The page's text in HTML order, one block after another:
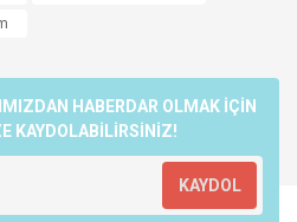
bilgiler bulunuyor.
bulunuyor.
olmalı.
HABERDAR OLMAK İÇİN
KAYDOLABİLİRSİNİZ!
KAYDOL